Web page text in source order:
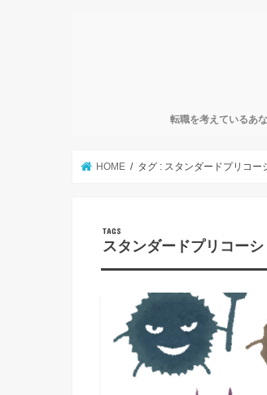
転職を考えているあ
HOME タグ : スタンダードプリコー
スタンダードプリコー